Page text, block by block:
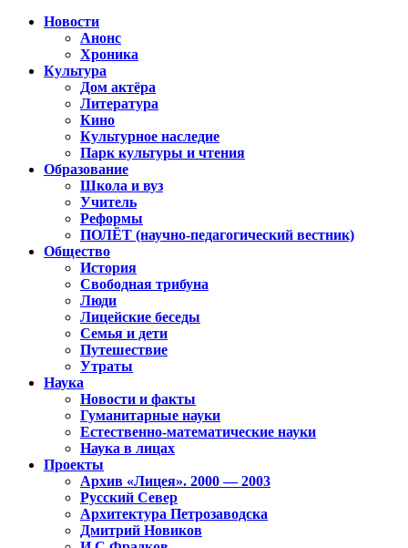
Новости
Анонс
Хроника
Культура
Дом актёра
Литература
Кино
Культурное наследие
Парк культуры и чтения
Образование
Школа и вуз
Учитель
Реформы
ПОЛЁТ (научно-педагогический вестник)
Общество
История
Свободная трибуна
Люди
Лицейские беседы
Семья и дети
Путешествие
Утраты
Наука
Новости и факты
Гуманитарные науки
Естественно-математические науки
Наука в лицах
Проекты
Архив «Лицея». 2000 — 2003
Русский Север
Архитектура Петрозаводска
Дмитрий Новиков